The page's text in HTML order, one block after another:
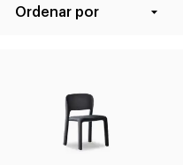
Ordenar por